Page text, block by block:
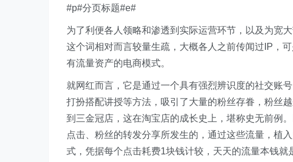
#p#分页标题#e#
为了利便各人领略和渗透到实际运营环节，以及为宽
这个词相对而言较量生疏，大概各人之前传闻过IP，
有流量资产的电商模式。
就网红而言，它是通过一个具有强烈辨识度的社交账
打扮搭配讲授等方法，吸引了大量的粉丝存眷，粉丝
到三金冠店，这在淘宝店的成长史上，堪称史无前例
点击、粉丝的转发分享所发生的，通过这些流量，植
式，凭据每个点击耗费1块钱计较，天天的流量本钱